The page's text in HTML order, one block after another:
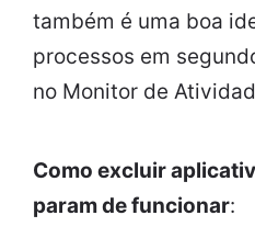
também é uma boa
processos em
no Monitor de
Como excluir
param de funcionar: